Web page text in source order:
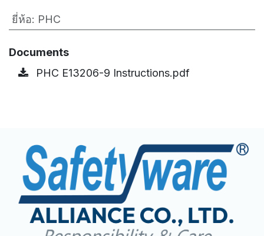
ยี่ห้อ: PHC
Documents
PHC E13206-9 Instructions.pdf